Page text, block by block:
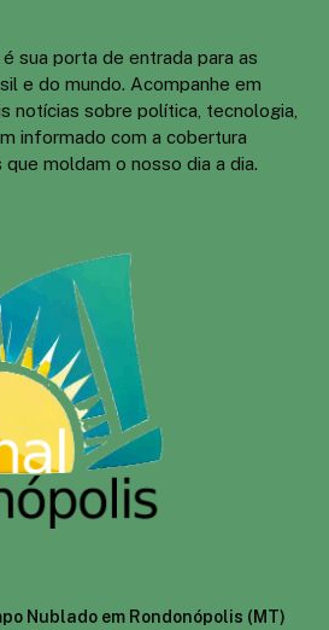
sua porta de entrada para as
e do mundo. Acompanhe em
notícias sobre política, tecnologia,
informado com a cobertura
moldam o nosso dia a dia.
Nublado em Rondonópolis (MT)